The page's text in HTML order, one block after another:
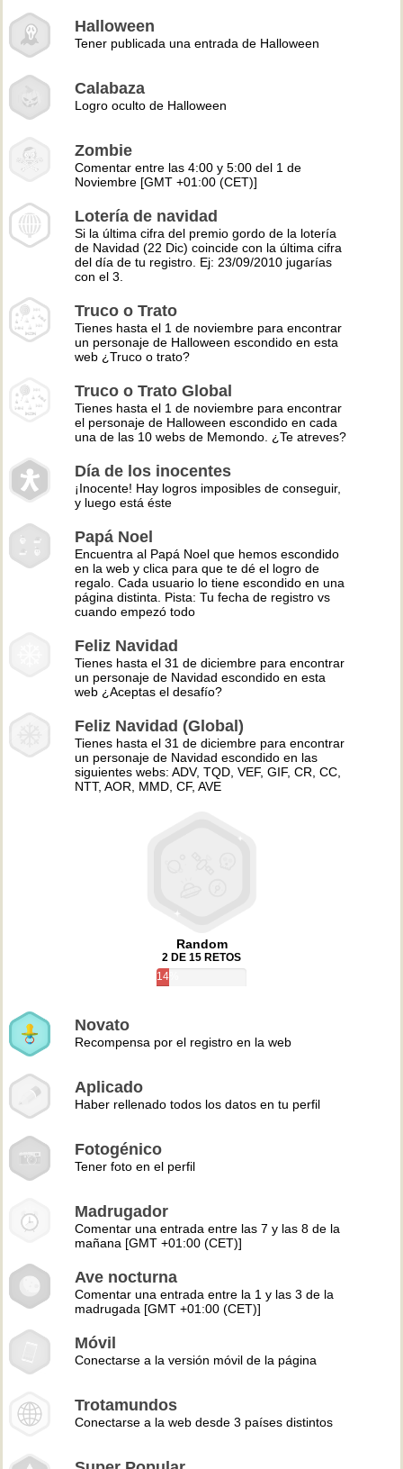
Halloween
Tener publicada una entrada de Halloween
Calabaza
Logro oculto de Halloween
Zombie
Comentar entre las 4:00 y 5:00 del 1 de
Noviembre [GMT +01:00 (CET)]
Lotería de navidad
Si la última cifra del premio gordo de la lotería
de Navidad (22 Dic) coincide con la última cifra
del día de tu registro. Ej: 23/09/2010 jugarías
con el 3.
Truco o Trato
Tienes hasta el 1 de noviembre para encontrar
un personaje de Halloween escondido en esta
web ¿Truco o trato?
Truco o Trato Global
Tienes hasta el 1 de noviembre para encontrar
el personaje de Halloween escondido en cada
una de las 10 webs de Memondo. ¿Te atreves?
Día de los inocentes
¡Inocente! Hay logros imposibles de conseguir,
y luego está éste
Papá Noel
Encuentra al Papá Noel que hemos escondido
en la web y clica para que te dé el logro de
regalo. Cada usuario lo tiene escondido en una
página distinta. Pista: Tu fecha de registro vs
cuando empezó todo
Feliz Navidad
Tienes hasta el 31 de diciembre para encontrar
un personaje de Navidad escondido en esta
web ¿Aceptas el desafío?
Feliz Navidad (Global)
Tienes hasta el 31 de diciembre para encontrar
un personaje de Navidad escondido en las
siguientes webs: ADV, TQD, VEF, GIF, CR, CC,
NTT, AOR, MMD, CF, AVE
Random
2 DE 15 RETOS
14%
Novato
Recompensa por el registro en la web
Aplicado
Haber rellenado todos los datos en tu perfil
Fotogénico
Tener foto en el perfil
Madrugador
Comentar una entrada entre las 7 y las 8 de la
mañana [GMT +01:00 (CET)]
Ave nocturna
Comentar una entrada entre la 1 y las 3 de la
madrugada [GMT +01:00 (CET)]
Móvil
Conectarse a la versión móvil de la página
Trotamundos
Conectarse a la web desde 3 países distintos